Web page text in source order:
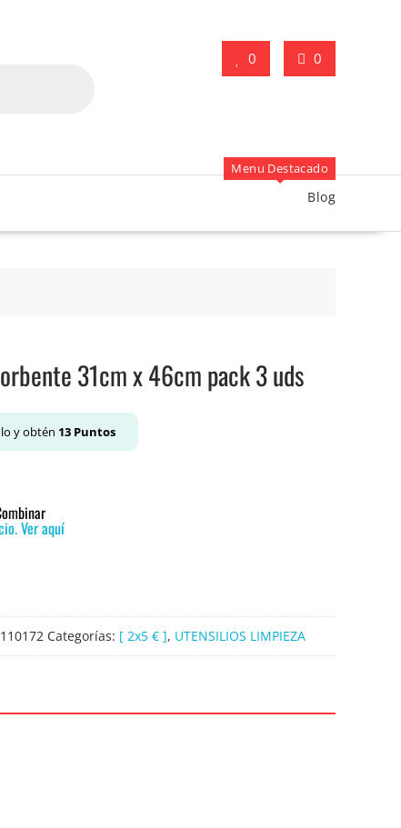
0 0
Menu Destacado
Blog
31cm x 46cm pack 3 uds
y obtén 13 Puntos
Ver aquí
Categorías: [ 2x5 € ], UTENSILIOS LIMPIEZA